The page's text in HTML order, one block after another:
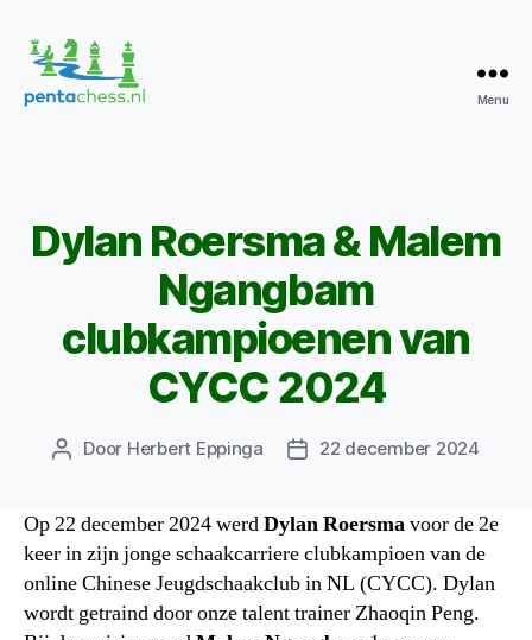
Menu
Categorieën
Dylan Roersma & Malem
Ngangbam
clubkampioenen van
CYCC 2024
Berichtauteur
Door Herbert Eppinga Berichtdatum
22 december 2024
Op 22 december 2024 werdDylan Roersmavoor de 2e
keer in zijn jonge schaakcarriere clubkampioen van de
online Chinese Jeugdschaakclub in NL (CYCC). Dylan
wordt getraind door onze talent trainer Zhaoqin Peng.